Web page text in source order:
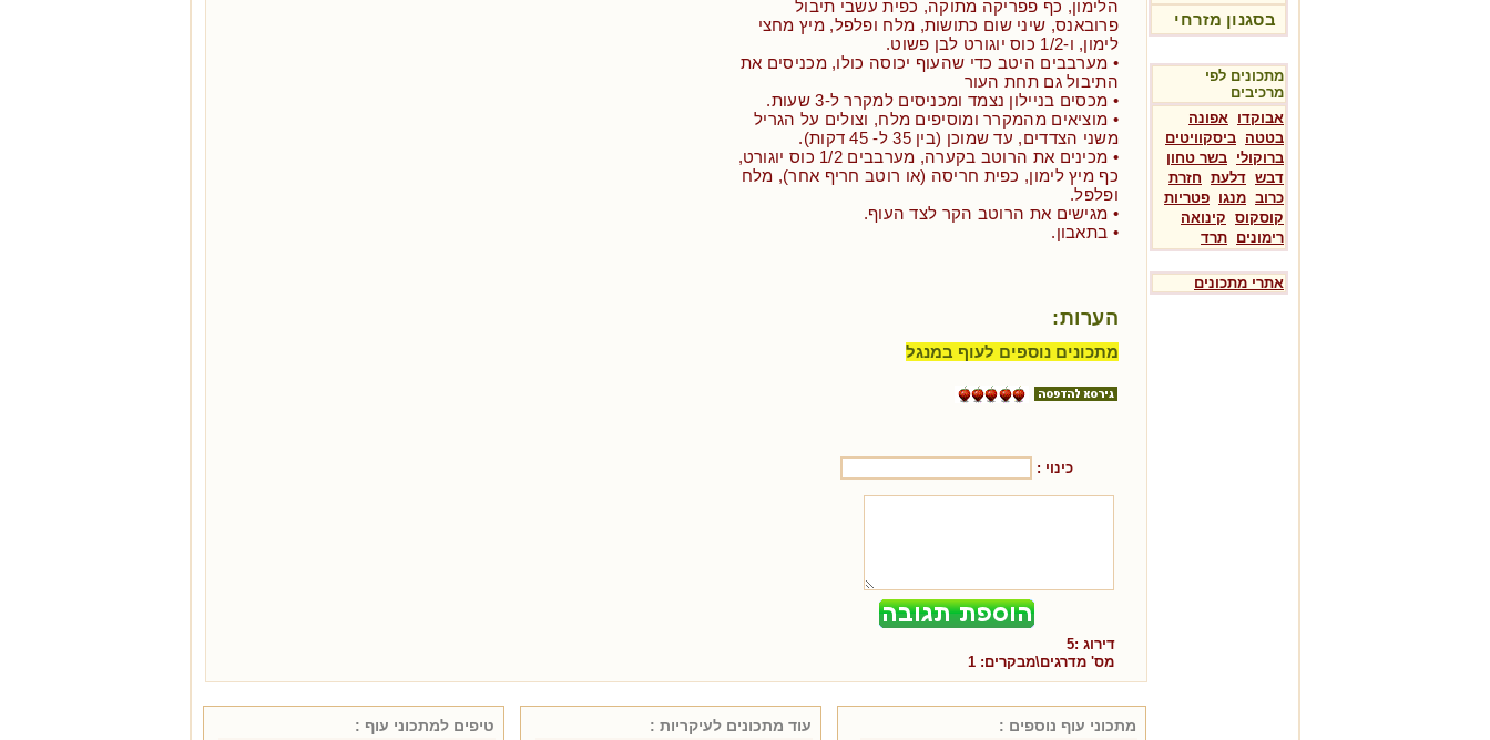
בסגנון מזרחי
מתכונים לפי
מרכיבים
אבוקדו אפונה
בטטה ביסקוויטים
ברוקולי בשר טחון
דבש דלעת חזרת
כרוב מנגו פטריות
קוסקוס קינואה
רימונים תרד
אתרי מתכונים
הלימון, כף פפריקה מתוקה, כפית עשבי תיבול
פרובאנס, שיני שום כתושות, מלח ופלפל, מיץ מחצי
לימון, ו-1/2 כוס יוגורט לבן פשוט.
• מערבבים היטב כדי שהעוף יכוסה כולו, מכניסים את
התיבול גם תחת העור
• מכסים בניילון נצמד ומכניסים למקרר ל-3 שעות.
• מוציאים מהמקרר ומוסיפים מלח, וצולים על הגריל
משני הצדדים, עד שמוכן (בין 35 ל- 45 דקות).
• מכינים את הרוטב בקערה, מערבבים 1/2 כוס יוגורט,
כף מיץ לימון, כפית חריסה (או רוטב חריף אחר), מלח
ופלפל.
• מגישים את הרוטב הקר לצד העוף.
• בתאבון.
הערות:
מתכונים נוספים לעוף במנגל
כינוי :
דירוג :5
מס' מדרגים\מבקרים: 1
מתכוני עוף נוספים : עוד מתכונים לעיקריות : טיפים למתכוני עוף :